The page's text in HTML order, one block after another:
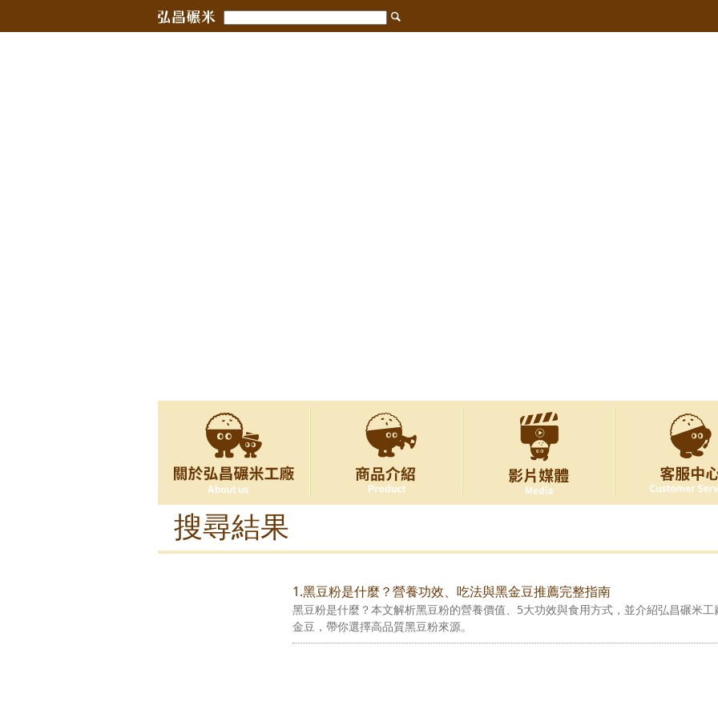
搜尋結果
1.黑豆粉是什麼？營養功效、吃法與黑金豆推薦完整指南
黑豆粉是什麼？本文解析黑豆粉的營養價值、5大功效與食用方式，並介紹弘昌碾米工
金豆，帶你選擇高品質黑豆粉來源。